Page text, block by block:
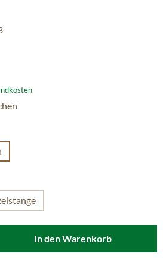
In den Warenkorb